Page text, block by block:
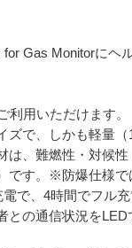
Gas Monitorにヘ
用いただけます。
で、しかも軽量（
、難燃性・対候
です。※防爆仕様で
で、4時間でフル充
の通信状況をLED